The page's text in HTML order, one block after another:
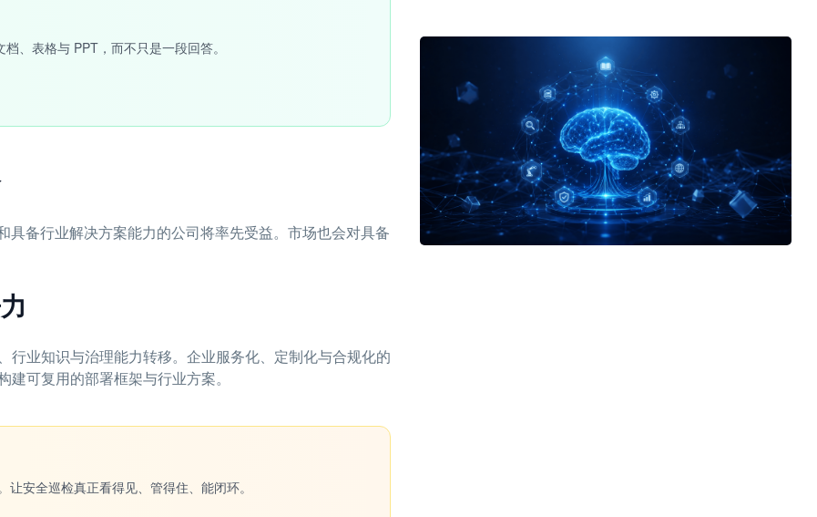
、表格与 PPT，而不只是一段回答。
备行业解决方案能力的公司将率先受益。市场也会对具备
业知识与治理能力转移。企业服务化、定制化与合规化的
可复用的部署框架与行业方案。
让安全巡检真正看得见、管得住、能闭环。